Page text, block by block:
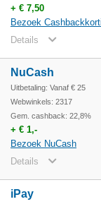
+ € 7,50
Bezoek
Details
NuCash
Uitbetaling: Vanaf € 25
Webwinkels: 2317
Gem. cashback: 22,8%
+ € 1,-
Bezoek NuCash
Details
iPay